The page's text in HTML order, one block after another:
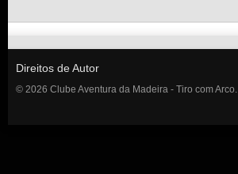
Direitos de Autor
© 2026 Clube Aventura da Madeira - Tiro com Arco.